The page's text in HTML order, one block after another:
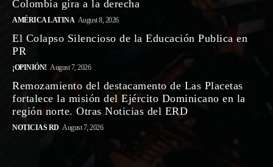
Colombia gira a la derecha
AMÉRICA LATINA August 8, 2026
El Colapso Silencioso de la Educación Publica en
PR
¡OPINIÓN! August 7, 2026
Remozamiento del destacamento de Las Placetas
fortalece la misión del Ejército Dominicano en la
región norte. Otras Noticias del ERD
NOTICIAS RD August 7, 2026